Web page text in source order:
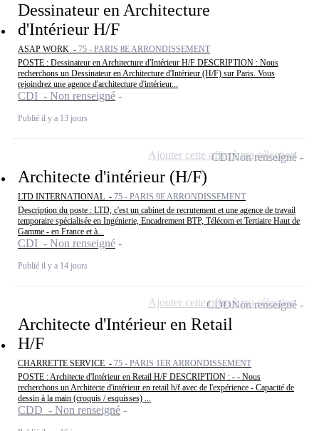
Dessinateur en Architecture
d'Intérieur H/F
ASAP WORK - 75 - PARIS 8E ARRONDISSEMENT
POSTE : Dessinateur en Architecture d'Intérieur H/F DESCRIPTION : Nous
recherchons un Dessinateur en Architecture d'Intérieur (H/F) sur Paris. Vous
rejoindrez une agence d'architecture d'intérieur...
CDI - Non renseigné
Publié il y a 13 jours
Architecte d'intérieur (H/F)
LTD INTERNATIONAL - 75 - PARIS 9E ARRONDISSEMENT
Description du poste : LTD, c'est un cabinet de recrutement et une agence de travail
temporaire spécialisée en Ingénierie, Encadrement BTP, Télécom et Tertiaire Haut de
Gamme - en France et à...
CDI - Non renseigné
Publié il y a 14 jours
CDINon renseigné
Ajouter cette offre à ma sélection
Architecte d'Intérieur en Retail
H/F
CHARRETTE SERVICE - 75 - PARIS 1ER ARRONDISSEMENT
POSTE : Architecte d'Intérieur en Retail H/F DESCRIPTION : - - Nous
recherchons un Architecte d'intérieur en retail h/f avec de l'expérience - Capacité de
dessin à la main (croquis / esquisses) ...
CDD - Non renseigné
CDDNon renseigné
Ajouter cette offre à ma sélection